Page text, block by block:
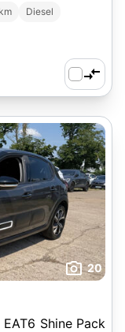
Diesel
20
EAT6 Shine Pack